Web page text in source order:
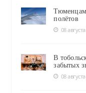
Тюменцам
полётов
08
В
забытых
08